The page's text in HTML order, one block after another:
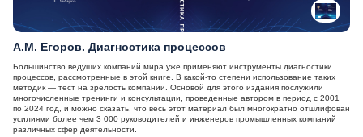
А.М. Егоров. Диагностика процессов
Большинство ведущих компаний мира уже применяют инструменты диагностики
процессов, рассмотренные в этой книге. В какой-то степени использование таких
методик — тест на зрелость компании. Основой для этого издания послужили
многочисленные тренинги и консультации, проведенные автором в период с 2001
по 2024 год, и можно сказать, что весь этот материал был многократно отшлифован
усилиями более чем 3 000 руководителей и инженеров промышленных компаний
различных сфер деятельности.